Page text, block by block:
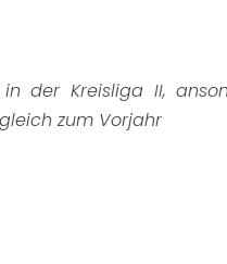
in der Kreisliga II,
zum Vorjahr